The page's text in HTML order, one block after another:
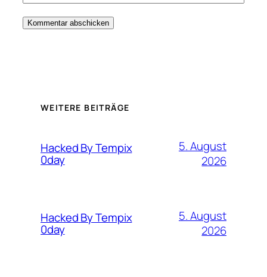
WEITERE BEITRÄGE
Hacked By Tempix
0day
5. August
2026
Hacked By Tempix
0day
5. August
2026